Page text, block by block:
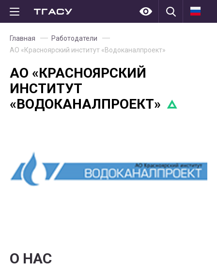
Главная
Работодатели
АО «Красноярский институт «Водоканалпроект»
АО «КРАСНОЯРСКИЙ
ИНСТИТУТ
«ВОДОКАНАЛПРОЕКТ»
О НАС